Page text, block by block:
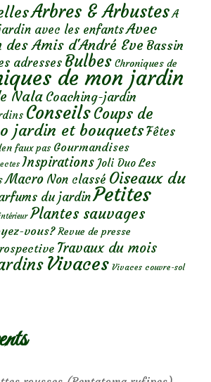
Arbres & Arbustes A
avec les enfantsAvec
Amis d'André Eve Bassin
adresses Bulbes Chroniques de
de mon jardin
Nala Coaching-jardin
ConseilsCoups de
jardin et bouquetsFêtes
faux pas Gourmandises
Inspirations Joli Duo Les
Macro Non classé Oiseaux du
du jardinPetites
Plantes sauvages
vous? Revue de presse
Travaux du mois
Vivaces Vivaces couvre-sol